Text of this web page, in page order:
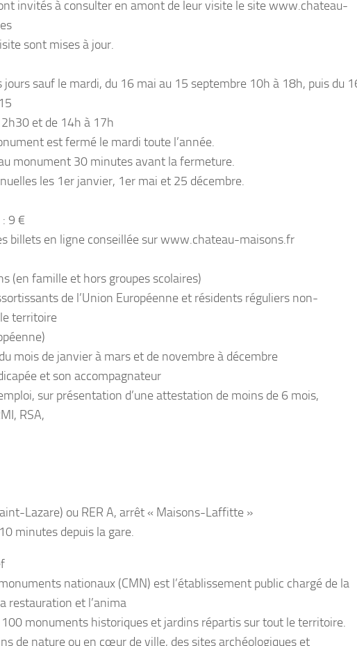
invités à consulter en amont de leur visite le site www.chateau-
sont mises à jour.
jours sauf le mardi, du 16 mai au 15 septembre 10h à 18h, puis du
et de 14h à 17h
est fermé le mardi toute l’année.
monument 30 minutes avant la fermeture.
les 1er janvier, 1er mai et 25 décembre.
9 €
billets en ligne conseillée sur www.chateau-maisons.fr
(en famille et hors groupes scolaires)
de l’Union Européenne et résidents réguliers non-
territoire
mois de janvier à mars et de novembre à décembre
et son accompagnateur
sur présentation d’une attestation de moins de 6 mois,
RSA,
Lazare) ou RER A, arrêt « Maisons-Laffitte »
minutes depuis la gare.
nationaux (CMN) est l’établissement public chargé de la
restauration et l’anima
monuments historiques et jardins répartis sur tout le territoire.
de nature ou en cœur de ville, des sites archéologiques et